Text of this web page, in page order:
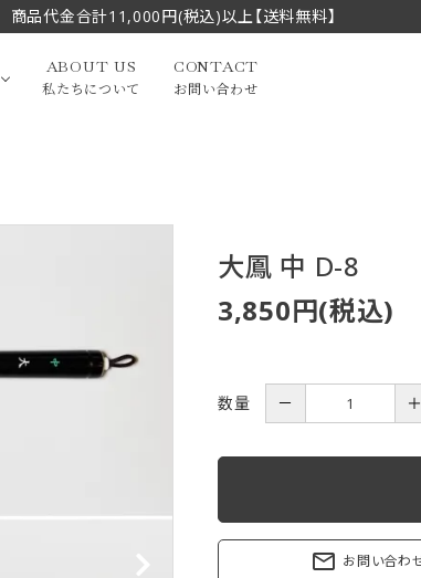
商品代金合計11,000円(税込)以上【送料無料】
オプション・その他
画筆・絵てがみ
贈り物（限定セット）
ABOUT US
私たちについて
CONTACT
お問い合わせ
大鳳 中 D-8
3,850円(税込)
数量 － ＋
mail_outline お問い合わ